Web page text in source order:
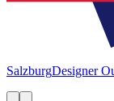
SalzburgDesigner